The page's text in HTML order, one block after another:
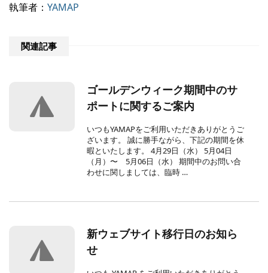
執筆者： YAMAP
関連記事
ゴールデンウィーク期間中のサ
ポートに関するご案内
いつもYAMAPをご利用いただきありがとうご
ざいます。 誠に勝手ながら、下記の期間を休
暇といたします。 4月29日（水） 5月04日
（月）〜 5月06日（水） 期間中のお問い合
わせに関しましては、臨時 …
新ウェブサイト移行日のお知ら
せ